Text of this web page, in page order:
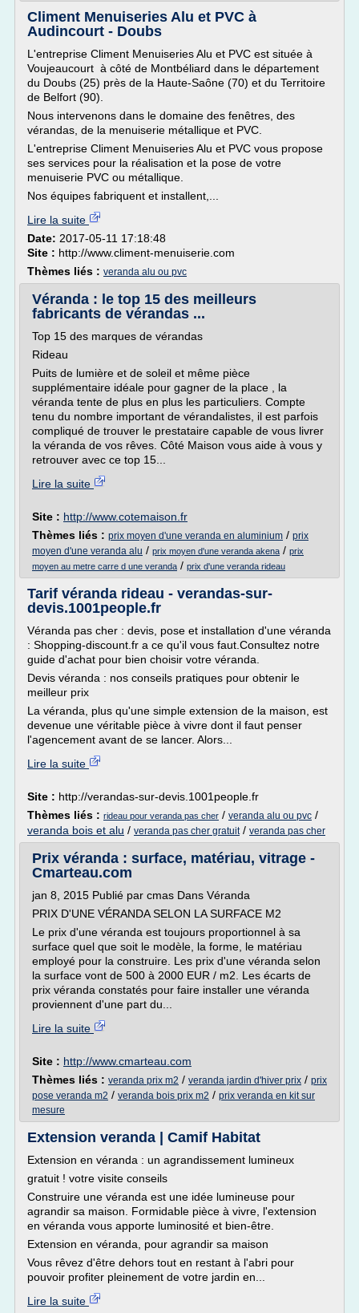
Climent Menuiseries Alu et PVC à
Audincourt - Doubs
L'entreprise Climent Menuiseries Alu et PVC est située à
Voujeaucourt à côté de Montbéliard dans le département
du Doubs (25) près de la Haute-Saône (70) et du Territoire
de Belfort (90).
Nous intervenons dans le domaine des fenêtres, des
vérandas, de la menuiserie métallique et PVC.
L'entreprise Climent Menuiseries Alu et PVC vous propose
ses services pour la réalisation et la pose de votre
menuiserie PVC ou métallique.
Nos équipes fabriquent et installent,...
Lire la suite
Date: 2017-05-11 17:18:48
Site : http://www.climent-menuiserie.com
Thèmes liés : veranda alu ou pvc
Véranda : le top 15 des meilleurs
fabricants de vérandas ...
Top 15 des marques de vérandas
Rideau
Puits de lumière et de soleil et même pièce
supplémentaire idéale pour gagner de la place , la
véranda tente de plus en plus les particuliers. Compte
tenu du nombre important de vérandalistes, il est parfois
compliqué de trouver le prestataire capable de vous livrer
la véranda de vos rêves. Côté Maison vous aide à vous y
retrouver avec ce top 15...
Lire la suite
Site : http://www.cotemaison.fr
Thèmes liés : prix moyen d'une veranda en aluminium / prix
moyen d'une veranda alu / prix moyen d'une veranda akena / prix
moyen au metre carre d une veranda / prix d'une veranda rideau
Tarif véranda rideau - verandas-sur-
devis.1001people.fr
Véranda pas cher : devis, pose et installation d'une véranda
: Shopping-discount.fr a ce qu'il vous faut.Consultez notre
guide d'achat pour bien choisir votre véranda.
Devis véranda : nos conseils pratiques pour obtenir le
meilleur prix
La véranda, plus qu'une simple extension de la maison, est
devenue une véritable pièce à vivre dont il faut penser
l'agencement avant de se lancer. Alors...
Lire la suite
Site : http://verandas-sur-devis.1001people.fr
Thèmes liés : rideau pour veranda pas cher / veranda alu ou pvc /
veranda bois et alu / veranda pas cher gratuit/ veranda pas cher
Prix véranda : surface, matériau, vitrage -
Cmarteau.com
jan 8, 2015 Publié par cmas Dans Véranda
PRIX D'UNE VÉRANDA SELON LA SURFACE M2
Le prix d'une véranda est toujours proportionnel à sa
surface quel que soit le modèle, la forme, le matériau
employé pour la construire. Les prix d'une véranda selon
la surface vont de 500 à 2000 EUR / m2. Les écarts de
prix véranda constatés pour faire installer une véranda
proviennent d'une part du...
Lire la suite
Site : http://www.cmarteau.com
Thèmes liés : veranda prix m2 / veranda jardin d'hiver prix / prix
pose veranda m2 / veranda bois prix m2 / prix veranda en kit sur
mesure
Extension veranda | Camif Habitat
Extension en véranda : un agrandissement lumineux
gratuit ! votre visite conseils
Construire une véranda est une idée lumineuse pour
agrandir sa maison. Formidable pièce à vivre, l'extension
en véranda vous apporte luminosité et bien-être.
Extension en véranda, pour agrandir sa maison
Vous rêvez d'être dehors tout en restant à l'abri pour
pouvoir profiter pleinement de votre jardin en...
Lire la suite